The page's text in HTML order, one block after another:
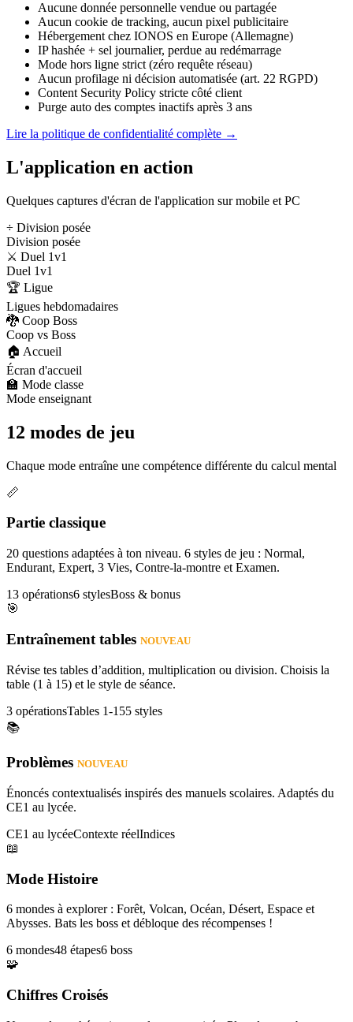
Aucune donnée personnelle vendue ou partagée
Aucun cookie de tracking, aucun pixel publicitaire
Hébergement chez IONOS en Europe (Allemagne)
IP hashée + sel journalier, perdue au redémarrage
Mode hors ligne strict (zéro requête réseau)
Aucun profilage ni décision automatisée (art. 22 RGPD)
Content Security Policy stricte côté client
Purge auto des comptes inactifs après 3 ans
Lire la politique de confidentialité complète →
L'application en action
Quelques captures d'écran de l'application sur mobile et PC
÷ Division posée
Division posée
⚔️ Duel 1v1
Duel 1v1
🏆 Ligue
Ligues hebdomadaires
🐉 Coop Boss
Coop vs Boss
🏠 Accueil
Écran d'accueil
🏫 Mode classe
Mode enseignant
12 modes de jeu
Chaque mode entraîne une compétence différente du calcul mental
📏
Partie classique
20 questions adaptées à ton niveau. 6 styles de jeu : Normal,
Endurant, Expert, 3 Vies, Contre-la-montre et Examen.
13 opérations6 stylesBoss & bonus
🎯
Entraînement tables NOUVEAU
Révise tes tables d’addition, multiplication ou division. Choisis la
table (1 à 15) et le style de séance.
3 opérationsTables 1-155 styles
📚
Problèmes NOUVEAU
Énoncés contextualisés inspirés des manuels scolaires. Adaptés du
CE1 au lycée.
CE1 au lycéeContexte réelIndices
📖
Mode Histoire
6 mondes à explorer : Forêt, Volcan, Océan, Désert, Espace et
Abysses. Bats les boss et débloque des récompenses !
6 mondes48 étapes6 boss
🧩
Chiffres Croisés